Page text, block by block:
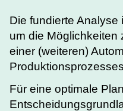
Die fundierte Analyse
um die Möglichkeiten
einer (weiteren)
Für eine optimale